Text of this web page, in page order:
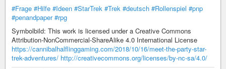
#Frage #Hilfe #Ideen #StarTrek #Trek #deutsch #Rollenspiel #pnp
#penandpaper #rpg
Symbolbild: This work is licensed under a Creative Commons
Attribution-NonCommercial-ShareAlike 4.0 International License
https://cannibalhalflinggaming.com/2018/10/16/meet-the-party-star-
trek-adventures/ http://creativecommons.org/licenses/by-nc-sa/4.0/